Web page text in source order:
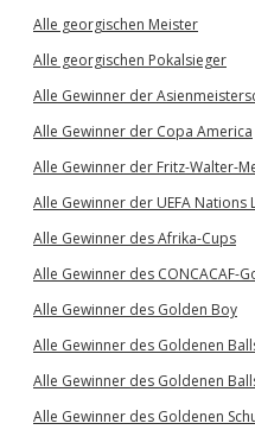
Alle georgischen Meister
Alle georgischen Pokalsieger
Alle Gewinner der
Alle Gewinner der Copa America
Alle Gewinner der Fritz-Walter-
Alle Gewinner der UEFA Nations
Alle Gewinner des Afrika-Cups
Alle Gewinner des CONCACAF-
Alle Gewinner des Golden Boy
Alle Gewinner des Goldenen
Alle Gewinner des Goldenen
Alle Gewinner des Goldenen